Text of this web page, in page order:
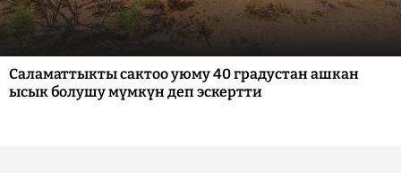
Саламаттыкты сактоо уюму 40 градустан ашкан
ысык болушу мүмкүн деп эскертти